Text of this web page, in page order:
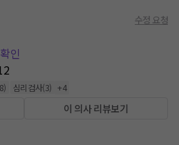
수정 요청
인
8) 심리검사(3) +4
이 의사 리뷰보기